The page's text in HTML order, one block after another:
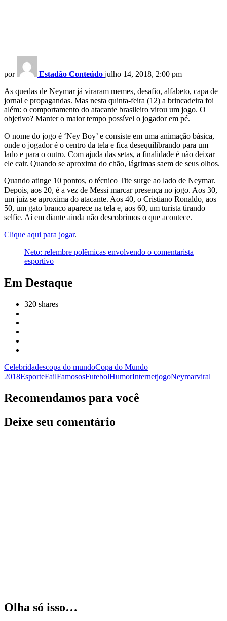
por Estadão Conteúdo julho 14, 2018, 2:00 pm
As quedas de Neymar já viraram memes, desafio, alfabeto, capa de
jornal e propagandas. Mas nesta quinta-feira (12) a brincadeira foi
além: o comportamento do atacante brasileiro virou um jogo. O
objetivo? Manter o maior tempo possível o jogador em pé.
O nome do jogo é ‘Ney Boy’ e consiste em uma animação básica,
onde o jogador é o centro da tela e fica desequilibrando para um
lado e para o outro. Com ajuda das setas, a finalidade é não deixar
ele cair. Quando se aproxima do chão, lágrimas saem de seus olhos.
Quando atinge 10 pontos, o técnico Tite surge ao lado de Neymar.
Depois, aos 20, é a vez de Messi marcar presença no jogo. Aos 30,
um juiz se aproxima do atacante. Aos 40, o Cristiano Ronaldo, aos
50, um gato branco aparece na tela e, aos 60, um turista tirando
selfie. Aí em diante ainda não descobrimos o que acontece.
Clique aqui para jogar.
Neto: relembre polêmicas envolvendo o comentarista
esportivo
Em Destaque
320 shares
Celebridadescopa do mundoCopa do Mundo
2018EsporteFailFamososFutebolHumorInternetjogoNeymarviral
Recomendamos para você
Deixe seu comentário
Olha só isso…